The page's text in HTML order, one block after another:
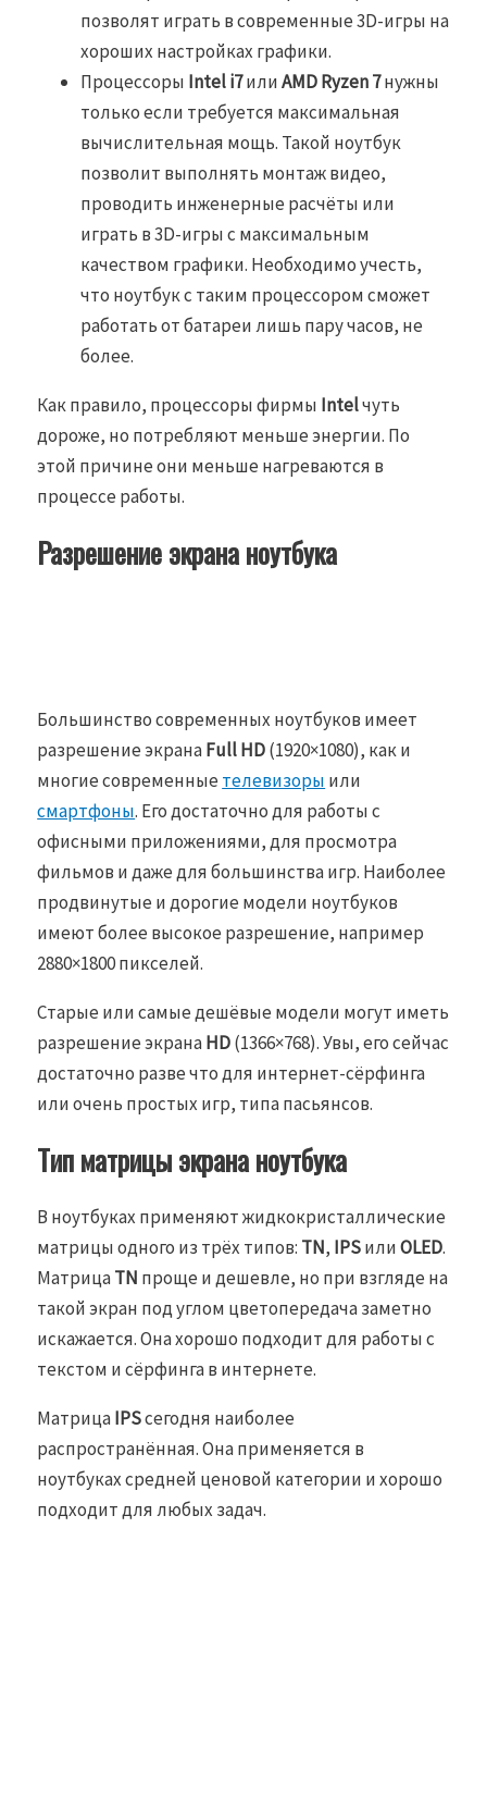
позволят играть в современные 3D-игры на
хороших настройках графики.
Процессоры Intel i7илиAMD Ryzen 7нужны
только если требуется максимальная
вычислительная мощь. Такой ноутбук
позволит выполнять монтаж видео,
проводить инженерные расчёты или
играть в 3D-игры с максимальным
качеством графики. Необходимо учесть,
что ноутбук с таким процессором сможет
работать от батареи лишь пару часов, не
более.
Как правило, процессоры фирмы Intelчуть
дороже, но потребляют меньше энергии. По
этой причине они меньше нагреваются в
процессе работы.
Разрешение экрана ноутбука
Большинство современных ноутбуков имеет
разрешение экранаFull HD(1920×1080), как и
многие современные телевизоры или
смартфоны. Его достаточно для работы с
офисными приложениями, для просмотра
фильмов и даже для большинства игр. Наиболее
продвинутые и дорогие модели ноутбуков
имеют более высокое разрешение, например
2880×1800 пикселей.
Старые или самые дешёвые модели могут иметь
разрешение экранаHD(1366×768). Увы, его сейчас
достаточно разве что для интернет-сёрфинга
или очень простых игр, типа пасьянсов.
Тип матрицы экрана ноутбука
В ноутбуках применяют жидкокристаллические
матрицы одного из трёх типов: TN, IPSилиOLED.
МатрицаTN проще и дешевле, но при взгляде на
такой экран под углом цветопередача заметно
искажается. Она хорошо подходит для работы с
текстом и сёрфинга в интернете.
МатрицаIPSсегодня наиболее
распространённая. Она применяется в
ноутбуках средней ценовой категории и хорошо
подходит для любых задач.